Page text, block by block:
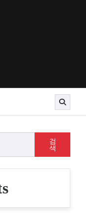
검
색